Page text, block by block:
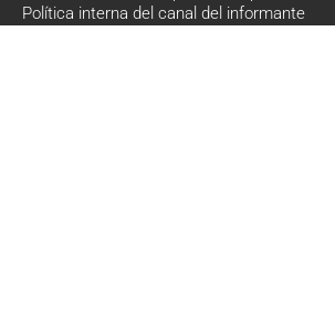
Política interna del canal del informante